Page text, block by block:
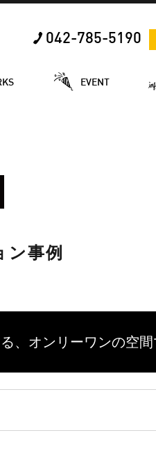
042-785-5190
EVENT
ン事例
、 オンリーワンの空間